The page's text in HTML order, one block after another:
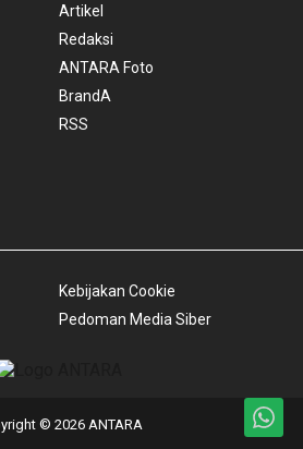
Artikel
Redaksi
ANTARA Foto
BrandA
RSS
Kebijakan Cookie
Pedoman Media Siber
© 2026 ANTARA